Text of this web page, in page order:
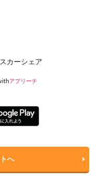
カーシェア
アプリーチ
へ